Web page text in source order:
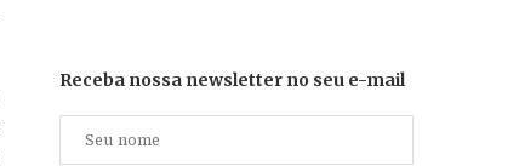
Receba nossa newsletter no seu e-mail